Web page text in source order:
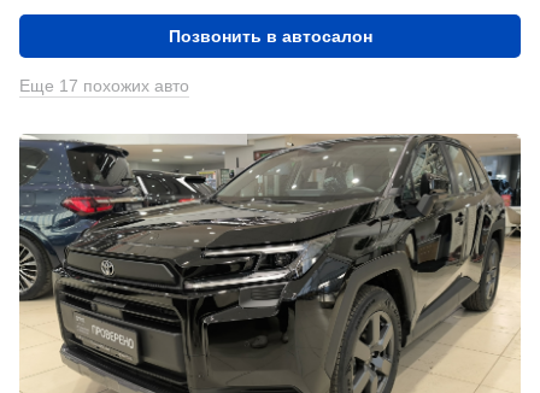
Позвонить в автосалон
Еще 17 похожих авто